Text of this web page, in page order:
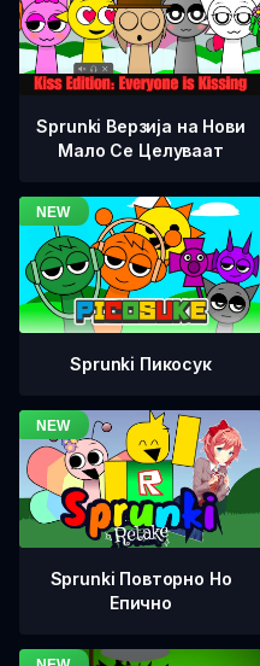
Sprunki Верзија на Нови
Мало Се Целуваат
Sprunki Пикосук
Sprunki Повторно Но
Епично